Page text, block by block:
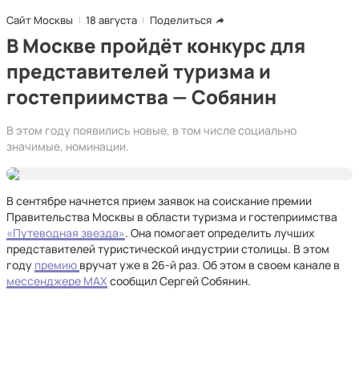
Сайт Москвы 18 августа Поделиться
В Москве пройдёт конкурс для
представителей туризма и
гостеприимства — Собянин
В этом году появились новые, в том числе социально
значимые, номинации.
В сентябре начнется прием заявок на соискание премии
Правительства Москвы в области туризма и гостеприимства
«Путеводная звезда». Она помогает определить лучших
представителей туристической индустрии столицы. В этом
году премию вручат уже в 26-й раз. Об этом в своем канале в
мессенджере MAXсообщил Сергей Собянин.